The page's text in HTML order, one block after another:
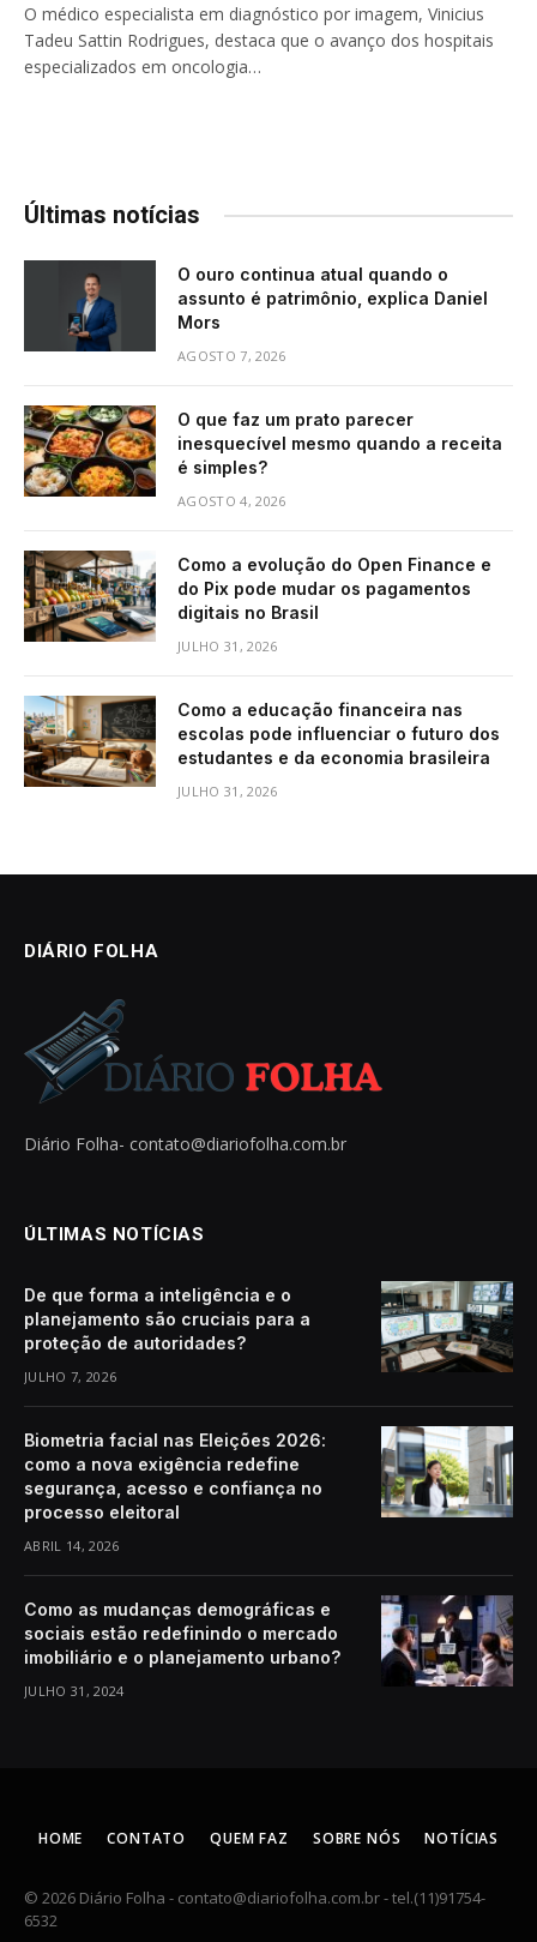
O médico especialista em diagnóstico por imagem, Vinicius
Tadeu Sattin Rodrigues, destaca que o avanço dos hospitais
especializados em oncologia…
Últimas notícias
O ouro continua atual quando o
assunto é patrimônio, explica Daniel
Mors
AGOSTO 7, 2026
O que faz um prato parecer
inesquecível mesmo quando a receita
é simples?
AGOSTO 4, 2026
Como a evolução do Open Finance e
do Pix pode mudar os pagamentos
digitais no Brasil
JULHO 31, 2026
Como a educação financeira nas
escolas pode influenciar o futuro dos
estudantes e da economia brasileira
JULHO 31, 2026
DIÁRIO FOLHA
Diário Folha- contato@diariofolha.com.br
ÚLTIMAS NOTÍCIAS
De que forma a inteligência e o
planejamento são cruciais para a
proteção de autoridades?
JULHO 7, 2026
Biometria facial nas Eleições 2026:
como a nova exigência redefine
segurança, acesso e confiança no
processo eleitoral
ABRIL 14, 2026
Como as mudanças demográficas e
sociais estão redefinindo o mercado
imobiliário e o planejamento urbano?
JULHO 31, 2024
HOME CONTATO QUEM FAZ SOBRE NÓS NOTÍCIAS
© 2026 Diário Folha - contato@diariofolha.com.br- tel.(11)91754-
6532